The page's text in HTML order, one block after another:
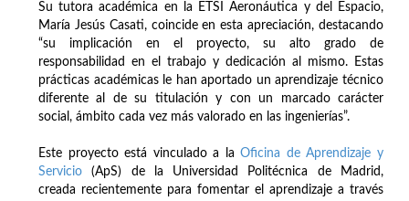
Su tutora académica en la ETSI Aeronáutica y del Espacio,
María Jesús Casati, coincide en esta apreciación, destacando
“su implicación en el proyecto, su alto grado de
responsabilidad en el trabajo y dedicación al mismo. Estas
prácticas académicas le han aportado un aprendizaje técnico
diferente al de su titulación y con un marcado carácter
social, ámbito cada vez más valorado en las ingenierías”.
Este proyecto está vinculado a laOficina de Aprendizaje y
Servicio (ApS) de la Universidad Politécnica de Madrid,
creada recientemente para fomentar el aprendizaje a través